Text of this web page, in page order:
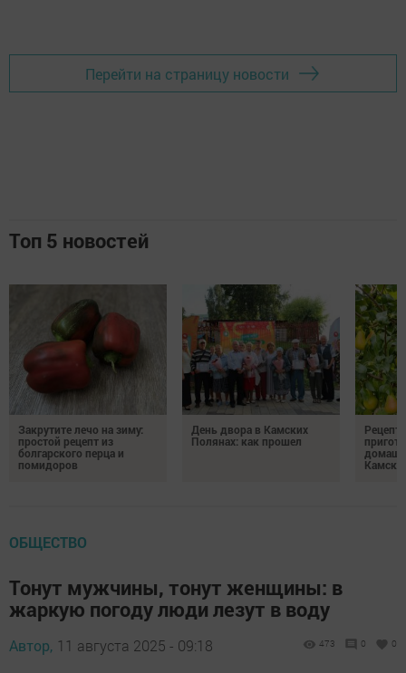
Перейти на страницу новости
Топ 5 новостей
Закрутите лечо на зиму:
простой рецепт из
болгарского перца и
помидоров
День двора в Камских
Полянах: как прошел
ОБЩЕСТВО
Тонут мужчины, тонут женщины: в
жаркую погоду люди лезут в воду
Автор, 11 августа 2025 - 09:18 473 0 0